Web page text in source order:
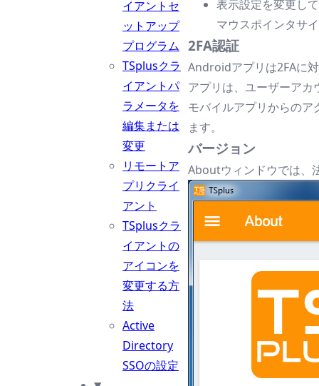
イアントセ
ットアップ
プログラム
TSplusクラ
イアントパ
ラメータを
編集または
変更
リモートア
プリクライ
アント
TSplusクラ
イアントの
アイコンを
変更する方
法
Active
Directory
SSOの設定
表示設定を変更し
マウスポインタサ
2FA認証
Androidアプリは2FAに
アプリは、ユーザーアカ
モバイルアプリからの
ます。
バージョン
Aboutウィンドウでは、